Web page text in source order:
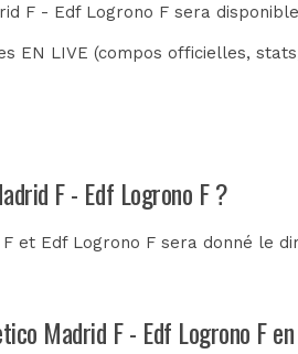
F - Edf Logrono F sera
EN LIVE (compos officielles,
F - Edf Logrono F ?
et Edf Logrono F sera donné le
Madrid F - Edf Logrono F